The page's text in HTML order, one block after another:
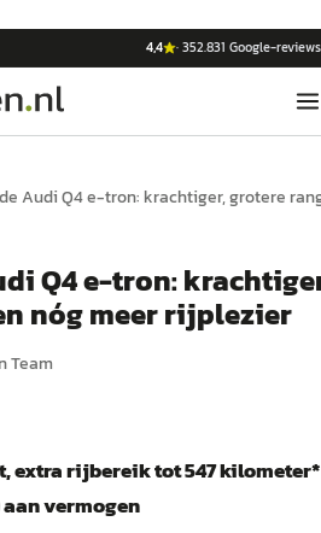
4,4 ·352.831 Google-reviews
Audi Q4 e-tron: krachtiger, grotere
Q4 e-tron:
nóg meer rijplezier
Team
extra rijbereik tot 547 kilometer*
aan vermogen